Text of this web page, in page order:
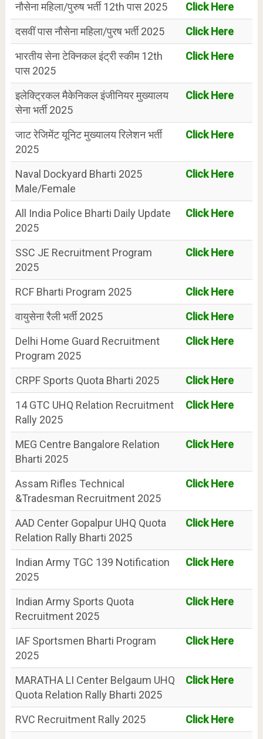
नौसेना महिला/पुरुष भर्ती 12th पास 2025
Click Here
दसवीं पास नौसेना महिला/पुरष भर्ती 2025
Click Here
भारतीय सेना टेक्निकल इंट्री स्कीम 12th
पास 2025
Click Here
इलेक्ट्रिकल मैकेनिकल इंजीनियर मुख्यालय
सेना भर्ती 2025
Click Here
जाट रेजिमेंट यूनिट मुख्यालय रिलेशन भर्ती
2025
Click Here
Naval Dockyard Bharti 2025
Male/Female
Click Here
All India Police Bharti Daily Update
2025
Click Here
SSC JE Recruitment Program
2025
Click Here
RCF Bharti Program 2025
Click Here
वायुसेना रैली भर्ती 2025
Click Here
Delhi Home Guard Recruitment
Program 2025
Click Here
CRPF Sports Quota Bharti 2025
Click Here
14 GTC UHQ Relation Recruitment
Rally 2025
Click Here
MEG Centre Bangalore Relation
Bharti 2025
Click Here
Assam Rifles Technical
&Tradesman Recruitment 2025
Click Here
AAD Center Gopalpur UHQ Quota
Relation Rally Bharti 2025
Click Here
Indian Army TGC 139 Notification
2025
Click Here
Indian Army Sports Quota
Recruitment 2025
Click Here
IAF Sportsmen Bharti Program
2025
Click Here
MARATHA LI Center Belgaum UHQ
Quota Relation Rally Bharti 2025
Click Here
RVC Recruitment Rally 2025
Click Here